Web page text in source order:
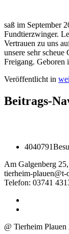
saß im September
Fundtierzwinger.
Vertrauen zu uns
unsere sehr
Freigang. Geboren
Veröffentlicht in
Beitrags-
4040791
Am Galgenberg
tierheim-plauen@t-
Telefon: 03741
@ Tierheim Plauen